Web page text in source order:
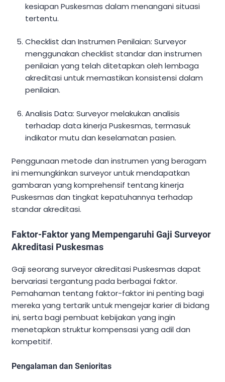
kesiapan Puskesmas dalam menangani situasi
tertentu.
Checklist dan Instrumen Penilaian: Surveyor
menggunakan checklist standar dan instrumen
penilaian yang telah ditetapkan oleh lembaga
akreditasi untuk memastikan konsistensi dalam
penilaian.
Analisis Data: Surveyor melakukan analisis
terhadap data kinerja Puskesmas, termasuk
indikator mutu dan keselamatan pasien.
Penggunaan metode dan instrumen yang beragam
ini memungkinkan surveyor untuk mendapatkan
gambaran yang komprehensif tentang kinerja
Puskesmas dan tingkat kepatuhannya terhadap
standar akreditasi.
Faktor-Faktor yang Mempengaruhi Gaji Surveyor
Akreditasi Puskesmas
Gaji seorang surveyor akreditasi Puskesmas dapat
bervariasi tergantung pada berbagai faktor.
Pemahaman tentang faktor-faktor ini penting bagi
mereka yang tertarik untuk mengejar karier di bidang
ini, serta bagi pembuat kebijakan yang ingin
menetapkan struktur kompensasi yang adil dan
kompetitif.
Pengalaman dan Senioritas